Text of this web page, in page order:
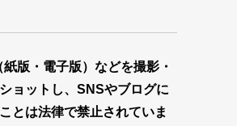
版・電子版）などを撮影・
ョットし、SNSやブログに
とは法律で禁止されていま